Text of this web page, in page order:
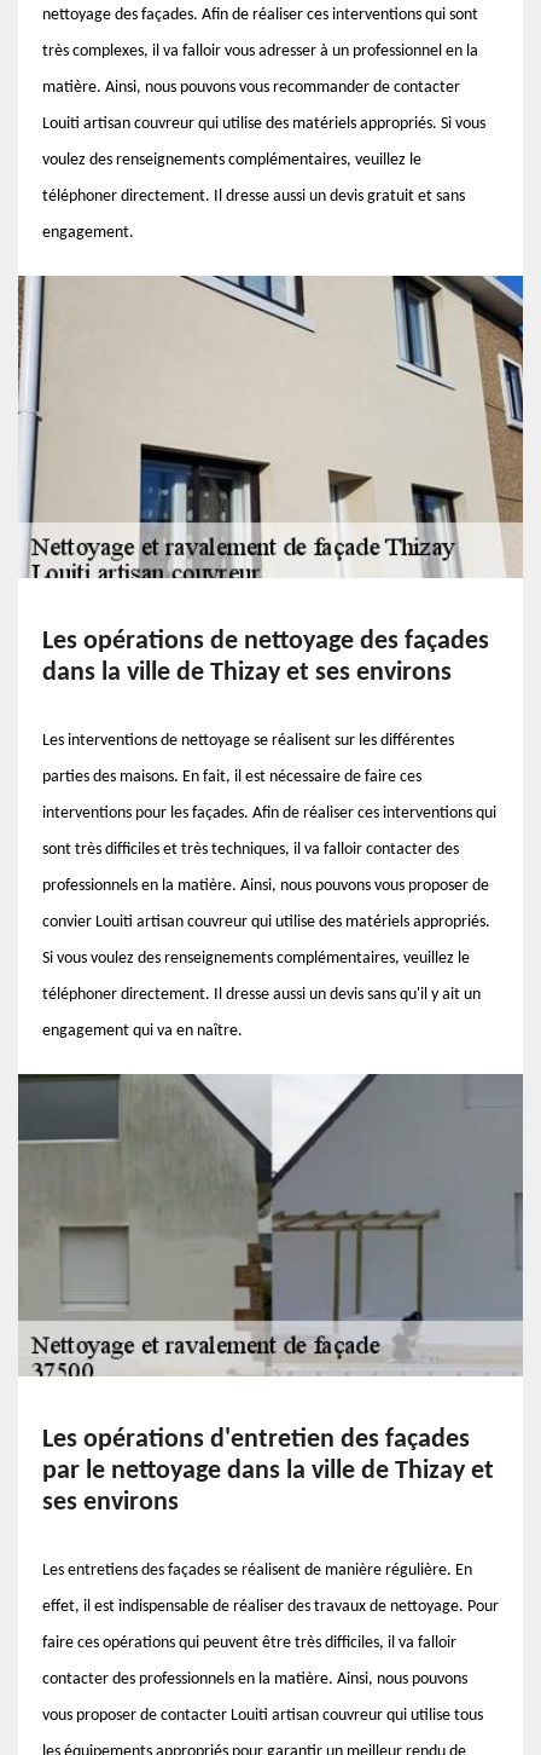
nettoyage des façades. Afin de réaliser ces interventions qui sont
très complexes, il va falloir vous adresser à un professionnel en la
matière. Ainsi, nous pouvons vous recommander de contacter
Louiti artisan couvreur qui utilise des matériels appropriés. Si vous
voulez des renseignements complémentaires, veuillez le
téléphoner directement. Il dresse aussi un devis gratuit et sans
engagement.
Les opérations de nettoyage des façades
dans la ville de Thizay et ses environs
Les interventions de nettoyage se réalisent sur les différentes
parties des maisons. En fait, il est nécessaire de faire ces
interventions pour les façades. Afin de réaliser ces interventions qui
sont très difficiles et très techniques, il va falloir contacter des
professionnels en la matière. Ainsi, nous pouvons vous proposer de
convier Louiti artisan couvreur qui utilise des matériels appropriés.
Si vous voulez des renseignements complémentaires, veuillez le
téléphoner directement. Il dresse aussi un devis sans qu'il y ait un
engagement qui va en naître.
Les opérations d'entretien des façades
par le nettoyage dans la ville de Thizay et
ses environs
Les entretiens des façades se réalisent de manière régulière. En
effet, il est indispensable de réaliser des travaux de nettoyage. Pour
faire ces opérations qui peuvent être très difficiles, il va falloir
contacter des professionnels en la matière. Ainsi, nous pouvons
vous proposer de contacter Louiti artisan couvreur qui utilise tous